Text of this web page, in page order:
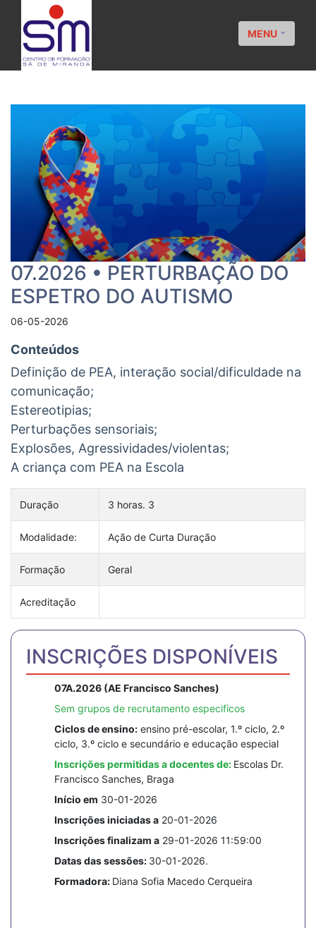
MENU
07.2026 • PERTURBAÇÃO DO
ESPETRO DO AUTISMO
06-05-2026
Conteúdos
Definição de PEA, interação social/dificuldade na
comunicação;
Estereotipias;
Perturbações sensoriais;
Explosões, Agressividades/violentas;
A criança com PEA na Escola
Duração 3 horas. 3
Modalidade: Ação de Curta Duração
Formação Geral
Acreditação
INSCRIÇÕES DISPONÍVEIS
07A.2026 (AE Francisco Sanches)
Sem grupos de recrutamento especificos
Ciclos de ensino:ensino pré-escolar, 1.º ciclo, 2.º
ciclo, 3.º ciclo e secundário e educação especial
Inscrições permitidas a docentes de: Escolas Dr.
Francisco Sanches, Braga
Início em 30-01-2026
Inscrições iniciadas a20-01-2026
Inscrições finalizam a29-01-2026 11:59:00
Datas das sessões: 30-01-2026.
Formadora: Diana Sofia Macedo Cerqueira